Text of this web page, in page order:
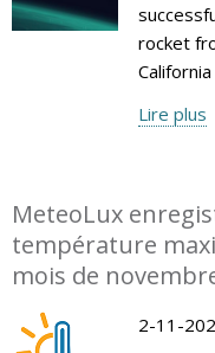
rocket
Lire plus
MeteoLux
température
mois de
2-11-